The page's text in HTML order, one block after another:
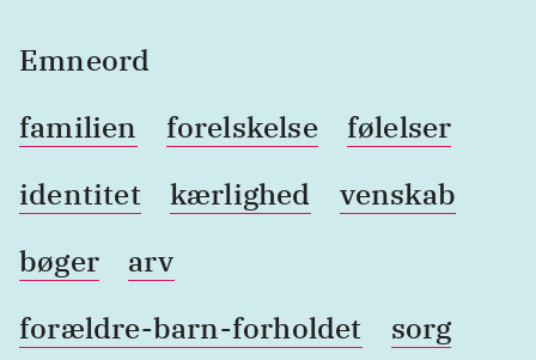
Emneord
familien
forelskelse
følelser
identitet
kærlighed
venskab
bøger
arv
forældre-barn-forholdet
sorg